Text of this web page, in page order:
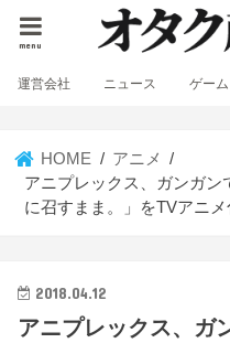
menu
運営会社 ニュース ゲーム
HOME
アニメ
アニプレックス、ガンガ
に召すまま。」をTVアニメ
2018.04.12
アニプレックス、ガ